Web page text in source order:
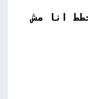
انا مش